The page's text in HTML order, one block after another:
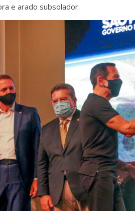
e arado subsolador.